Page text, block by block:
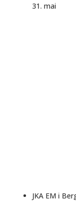
31. mai
JKA EM i